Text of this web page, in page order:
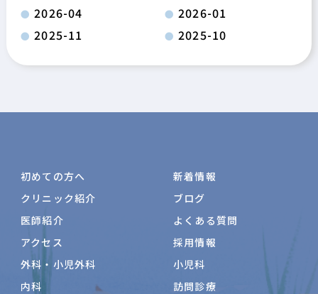
2026-04
2026-01
2025-11
2025-10
初めての方へ
クリニック紹介
医師紹介
アクセス
外科・小児外科
内科
新着情報
ブログ
よくある質問
採用情報
小児科
訪問診療